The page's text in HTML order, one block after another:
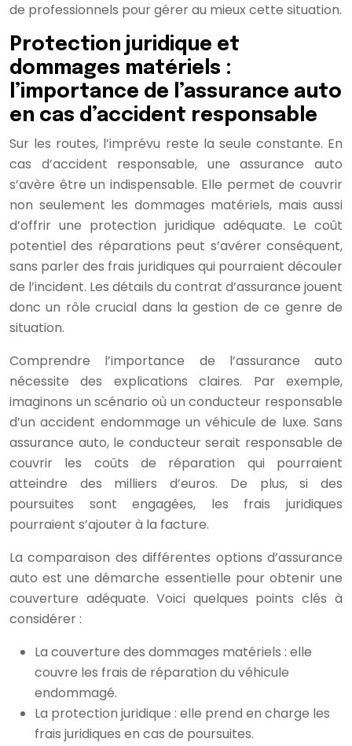
de professionnels pour gérer au mieux cette situation.
Protection juridique et
dommages matériels :
l’importance de l’assurance auto
en cas d’accident responsable
Sur les routes, l’imprévu reste la seule constante. En
cas d’accident responsable, une assurance auto
s’avère être un indispensable. Elle permet de couvrir
non seulement les dommages matériels, mais aussi
d’offrir une protection juridique adéquate. Le coût
potentiel des réparations peut s’avérer conséquent,
sans parler des frais juridiques qui pourraient découler
de l’incident. Les détails du contrat d’assurance jouent
donc un rôle crucial dans la gestion de ce genre de
situation.
Comprendre l’importance de l’assurance auto
nécessite des explications claires. Par exemple,
imaginons un scénario où un conducteur responsable
d’un accident endommage un véhicule de luxe. Sans
assurance auto, le conducteur serait responsable de
couvrir les coûts de réparation qui pourraient
atteindre des milliers d’euros. De plus, si des
poursuites sont engagées, les frais juridiques
pourraient s’ajouter à la facture.
La comparaison des différentes options d’assurance
auto est une démarche essentielle pour obtenir une
couverture adéquate. Voici quelques points clés à
considérer :
La couverture des dommages matériels : elle
couvre les frais de réparation du véhicule
endommagé.
La protection juridique : elle prend en charge les
frais juridiques en cas de poursuites.